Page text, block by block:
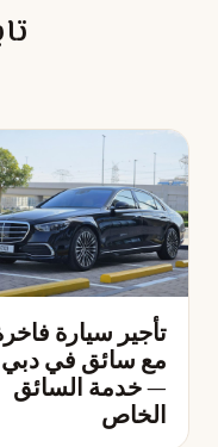
تأجير سيارة
مع سائق في دبي
— خدمة السائق
الخاص